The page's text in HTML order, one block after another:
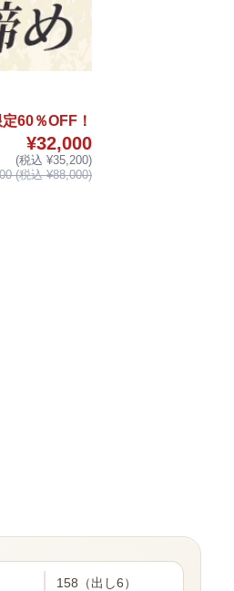
60％OFF！
¥32,000
(税込 ¥35,200)
(税込 ¥88,000)
158（出し6）